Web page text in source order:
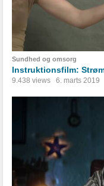
Sundhed og omsorg
Instruktionsfilm:
9.438 views 6. marts 2019